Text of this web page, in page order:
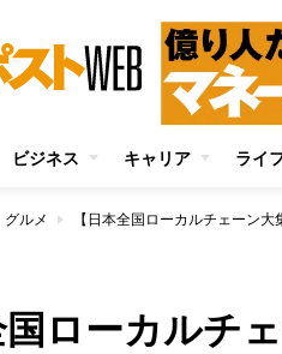
ビジネス キャリア ライ
グルメ
国ローカルチ